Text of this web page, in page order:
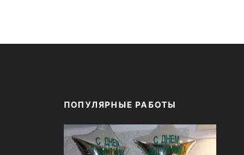
ПОПУЛЯРНЫЕ РАБОТЫ